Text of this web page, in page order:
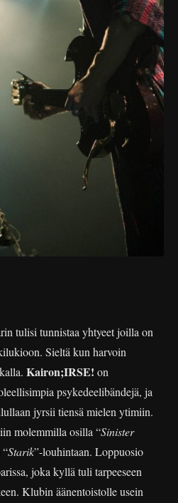
tulisi tunnistaa yhtyeet joilla on
Sieltä kun harvoin
Kairon;IRSE! on
psykedeelibändejä, ja
jyrsii tiensä mielen ytimiin.
molemmilla osilla “Sinister
“Starik”-louhintaan. Loppuosio
joka kyllä tuli tarpeeseen
Klubin äänentoistolle usein